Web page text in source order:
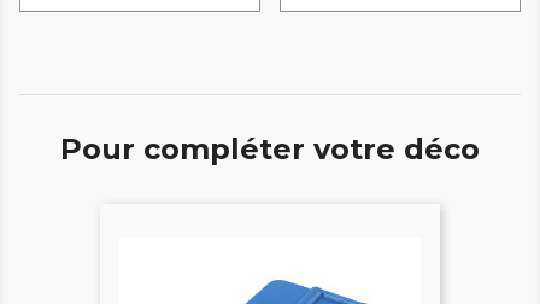
Pour compléter votre déco